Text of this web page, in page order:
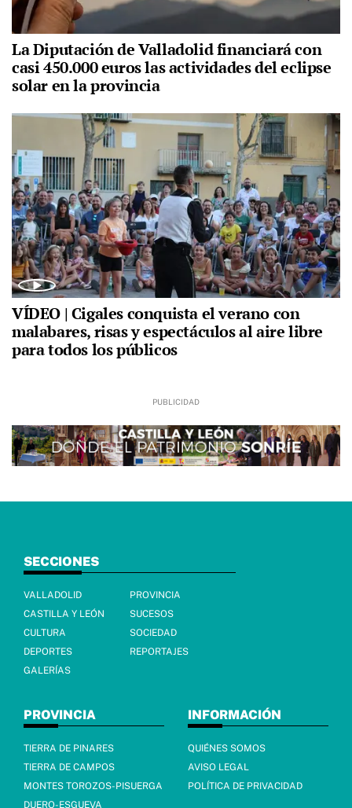
La Diputación de Valladolid financiará con
casi 450.000 euros las actividades del eclipse
solar en la provincia
VÍDEO | Cigales conquista el verano con
malabares, risas y espectáculos al aire libre
para todos los públicos
SECCIONES
VALLADOLID
PROVINCIA
CASTILLA Y LEÓN
SUCESOS
CULTURA
SOCIEDAD
DEPORTES
REPORTAJES
GALERÍAS
PROVINCIA
TIERRA DE PINARES
TIERRA DE CAMPOS
MONTES TOROZOS-PISUERGA
DUERO-ESGUEVA
INFORMACIÓN
QUIÉNES SOMOS
AVISO LEGAL
POLÍTICA DE PRIVACIDAD